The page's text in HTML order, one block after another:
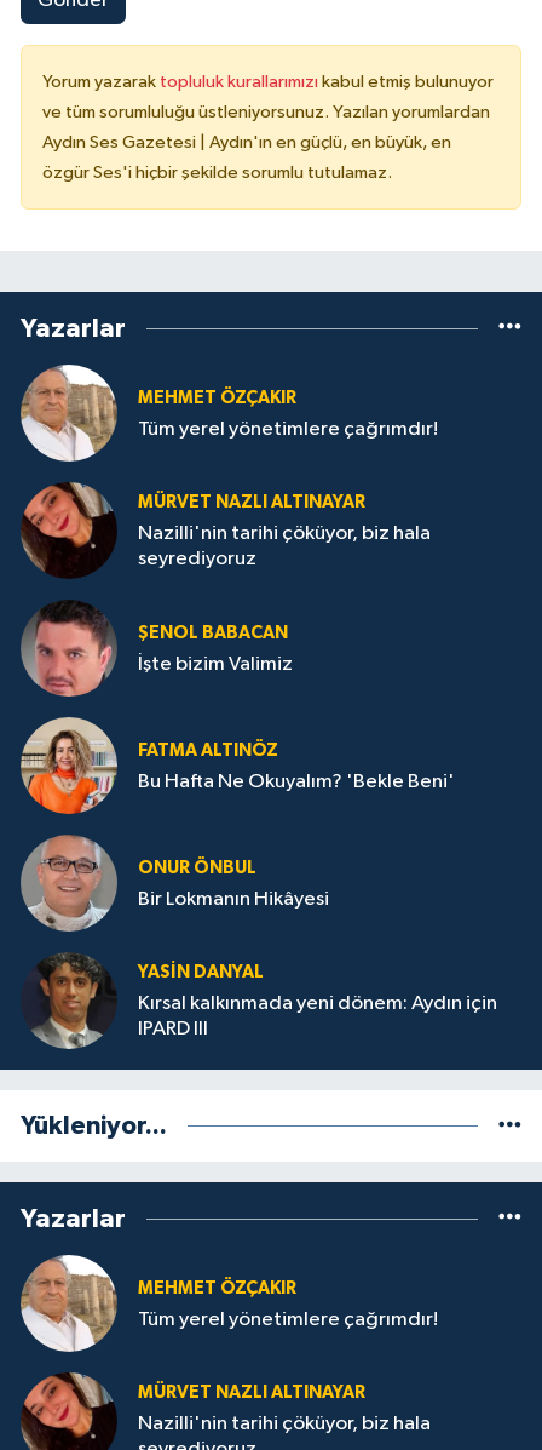
Yorum yazarak topluluk kurallarımızı kabul etmiş bulunuyor
ve tüm sorumluluğu üstleniyorsunuz. Yazılan yorumlardan
Aydın Ses Gazetesi | Aydın'ın en güçlü, en büyük, en
özgür Ses'i hiçbir şekilde sorumlu tutulamaz.
Yazarlar
MEHMET ÖZÇAKIR
Tüm yerel yönetimlere çağrımdır!
MÜRVET NAZLI ALTINAYAR
Nazilli'nin tarihi çöküyor, biz hala
seyrediyoruz
ŞENOL BABACAN
İşte bizim Valimiz
FATMA ALTINÖZ
Bu Hafta Ne Okuyalım? 'Bekle Beni'
ONUR ÖNBUL
Bir Lokmanın Hikâyesi
YASIN DANYAL
Kırsal kalkınmada yeni dönem: Aydın için
IPARD III
Yükleniyor...
Yazarlar
MEHMET ÖZÇAKIR
Tüm yerel yönetimlere çağrımdır!
MÜRVET NAZLI ALTINAYAR
Nazilli'nin tarihi çöküyor, biz hala